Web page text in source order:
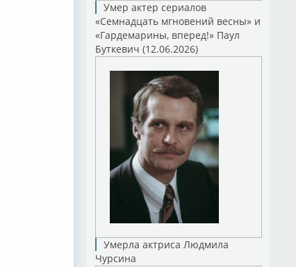
Умер актер сериалов
«Семнадцать мгновений весны» и
«Гардемарины, вперед!» Паул
Буткевич (12.06.2026)
Умерла актриса Людмила
Чурсина